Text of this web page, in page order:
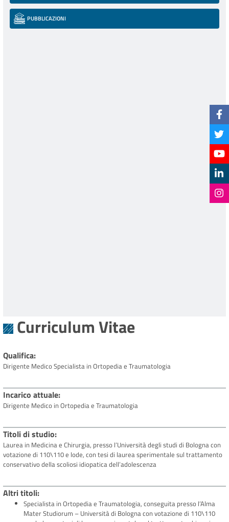
PUBBLICAZIONI
Curriculum Vitae
Qualifica
Dirigente Medico Specialista in Ortopedia e Traumatologia
Incarico attuale
Dirigente Medico in Ortopedia e Traumatologia
Titoli di studio
Laurea in Medicina e Chirurgia, presso l’Università degli studi di Bologna con
votazione di 110\110 e lode, con tesi di laurea sperimentale sul trattamento
conservativo della scoliosi idiopatica dell’adolescenza
Altri titoli
Specialista in Ortopedia e Traumatologia, conseguita presso l’Alma
Mater Studiorum – Università di Bologna con votazione di 110\110